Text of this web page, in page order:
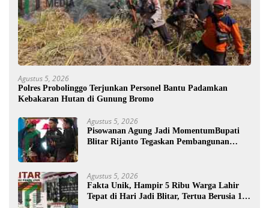
Agustus 5, 2026
Polres Probolinggo Terjunkan Personel Bantu Padamkan
Kebakaran Hutan di Gunung Bromo
Agustus 5, 2026
Pisowanan Agung Jadi MomentumBupati
Blitar Rijanto Tegaskan Pembangunan
Agustus 5, 2026
Fakta Unik, Hampir 5 Ribu Warga Lahir
Tepat di Hari Jadi Blitar, Tertua Berusia 108